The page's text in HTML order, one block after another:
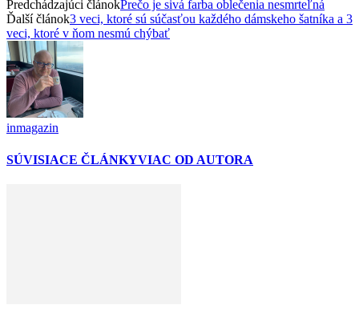
Predchádzajúci článokPrečo je sivá farba oblečenia nesmrteľná
Ďalší článok3 veci, ktoré sú súčasťou každého dámskeho šatníka a 3
veci, ktoré v ňom nesmú chýbať
inmagazin
SÚVISIACE ČLÁNKYVIAC OD AUTORA